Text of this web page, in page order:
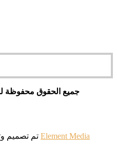
جميع الحقوق محفوظة
تم تصميم Element Media